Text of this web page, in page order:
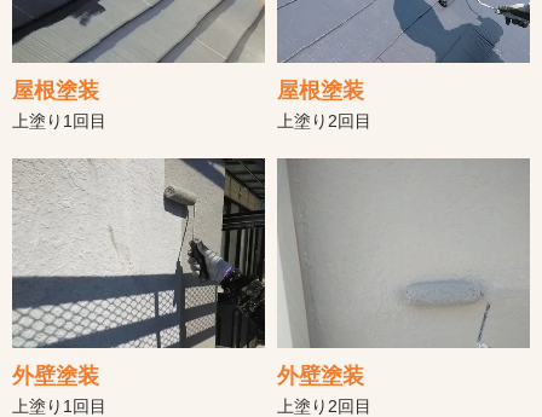
屋根塗装
上塗り1回目
屋根塗装
上塗り2回目
外壁塗装
上塗り1回目
外壁塗装
上塗り2回目